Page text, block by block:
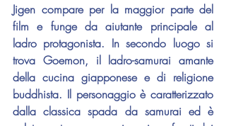
Jigen compare per la maggior parte del
film e funge da aiutante principale al
ladro protagonista. In secondo luogo si
trova Goemon, il ladro-samurai amante
della cucina giapponese e di religione
buddhista. Il personaggio è caratterizzato
dalla classica spada da samurai ed è